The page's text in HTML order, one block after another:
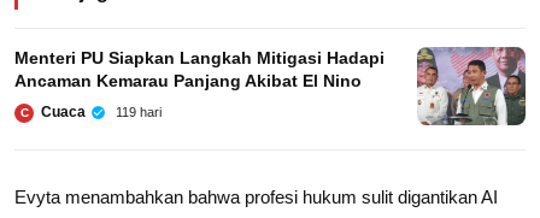
Menteri PU Siapkan Langkah Mitigasi Hadapi
Ancaman Kemarau Panjang Akibat El Nino
C Cuaca 119 hari
Evyta menambahkan bahwa profesi hukum sulit digantikan AI